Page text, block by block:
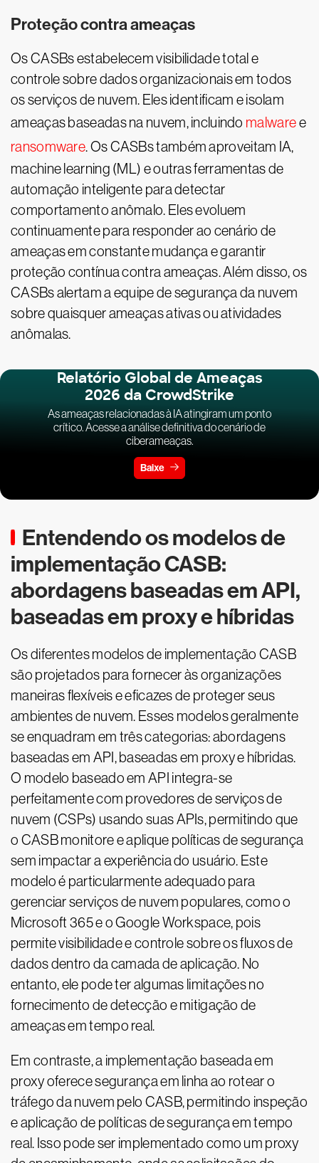
Proteção contra ameaças
Os CASBs estabelecem visibilidade total e
controle sobre dados organizacionais em todos
os serviços de nuvem. Eles identificam e isolam
ameaças baseadas na nuvem, incluindo malwaree
ransomware. Os CASBs também aproveitam IA,
machine learning (ML) e outras ferramentas de
automação inteligente para detectar
comportamento anômalo. Eles evoluem
continuamente para responder ao cenário de
ameaças em constante mudança e garantir
proteção contínua contra ameaças. Além disso, os
CASBs alertam a equipe de segurança da nuvem
sobre quaisquer ameaças ativas ou atividades
anômalas.
Relatório Global de Ameaças
2026 da CrowdStrike
As ameaças relacionadas à IA atingiram um ponto
crítico. Acesse a análise definitiva do cenário de
ciberameaças.
Baixe
Entendendo os modelos de
implementação CASB:
abordagens baseadas em API,
baseadas em proxy e híbridas
Os diferentes modelos de implementação CASB
são projetados para fornecer às organizações
maneiras flexíveis e eficazes de proteger seus
ambientes de nuvem. Esses modelos geralmente
se enquadram em três categorias: abordagens
baseadas em API, baseadas em proxy e híbridas.
O modelo baseado em API integra-se
perfeitamente com provedores de serviços de
nuvem (CSPs) usando suas APIs, permitindo que
o CASB monitore e aplique políticas de segurança
sem impactar a experiência do usuário. Este
modelo é particularmente adequado para
gerenciar serviços de nuvem populares, como o
Microsoft 365 e o Google Workspace, pois
permite visibilidade e controle sobre os fluxos de
dados dentro da camada de aplicação. No
entanto, ele pode ter algumas limitações no
fornecimento de detecção e mitigação de
ameaças em tempo real.
Em contraste, a implementação baseada em
proxy oferece segurança em linha ao rotear o
tráfego da nuvem pelo CASB, permitindo inspeção
e aplicação de políticas de segurança em tempo
real. Isso pode ser implementado como um proxy